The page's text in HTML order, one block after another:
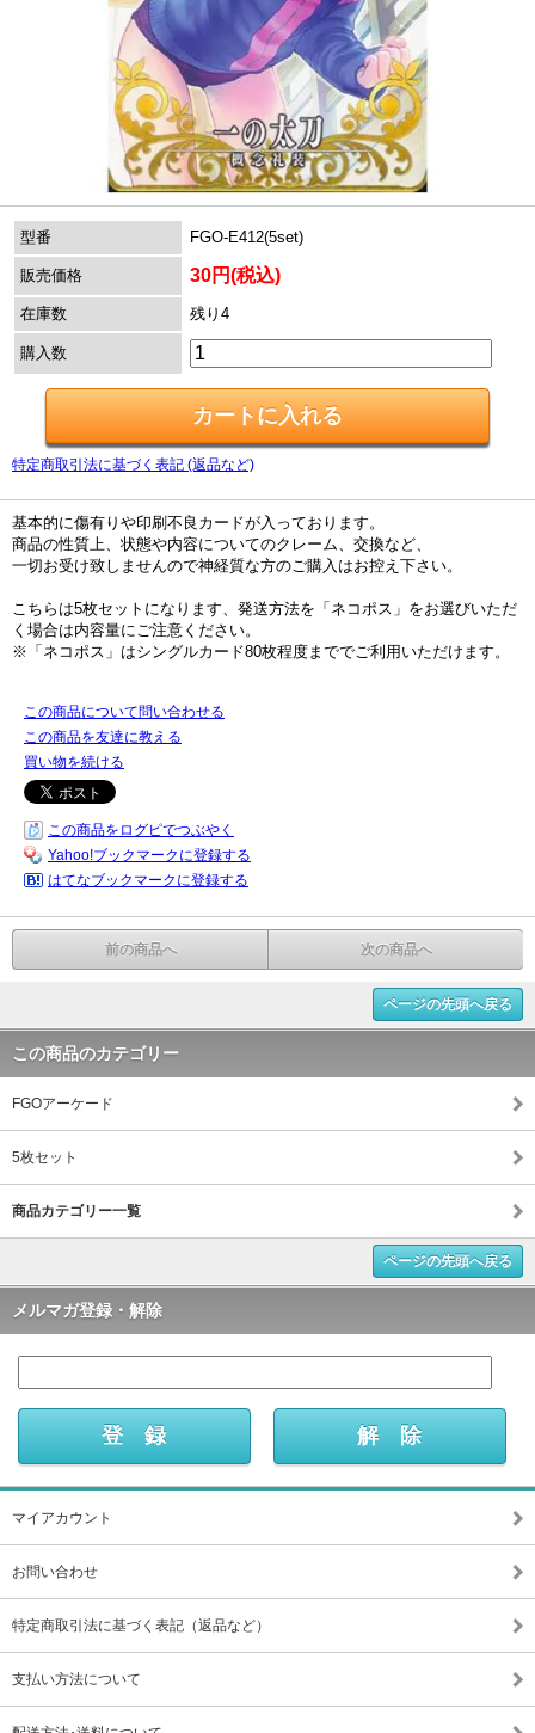
型番 FGO-E412(5set)
販売価格 30円(税込)
在庫数 残り4
購入数
特定商取引法に基づく表記 (返品など)
基本的に傷有りや印刷不良カードが入っております。
商品の性質上、状態や内容についてのクレーム、交換など、
一切お受け致しませんので神経質な方のご購入はお控え下さい。
こちらは5枚セットになります、発送方法を「ネコポス」をお選びいただ
く場合は内容量にご注意ください。
※「ネコポス」はシングルカード80枚程度まででご利用いただけます。
この商品について問い合わせる
この商品を友達に教える
買い物を続ける
この商品をログピでつぶやく
Yahoo!ブックマークに登録する
はてなブックマークに登録する
前の商品へ 次の商品へ
ページの先頭へ戻る
この商品のカテゴリー
FGOアーケード
5枚セット
商品カテゴリー一覧
ページの先頭へ戻る
メルマガ登録・解除
マイアカウント
お問い合わせ
特定商取引法に基づく表記（返品など）
支払い方法について